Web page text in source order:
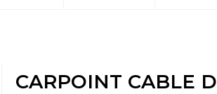
CARPOINT CABLE